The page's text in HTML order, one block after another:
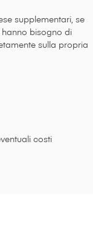
supplementari, se
bisogno di
sulla propria
costi